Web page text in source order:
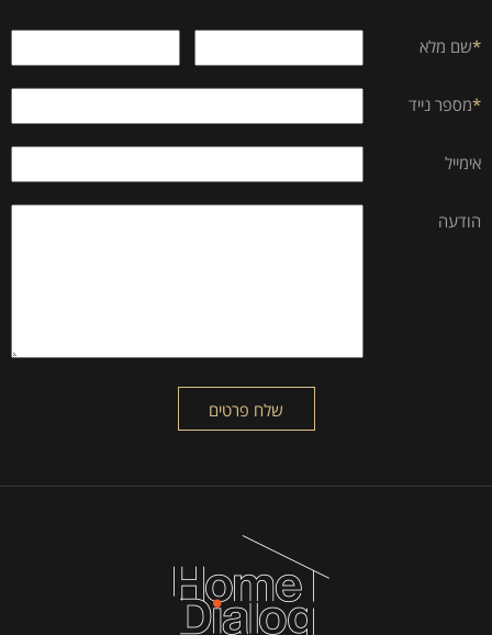
*שם מלא
*מספר נייד
אימייל
הודעה